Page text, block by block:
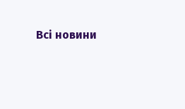
Всі новини